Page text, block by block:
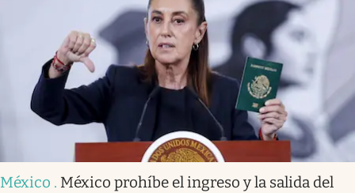
México . México prohíbe el ingreso y la salida del